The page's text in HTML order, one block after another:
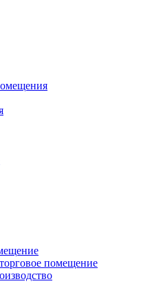
помещение